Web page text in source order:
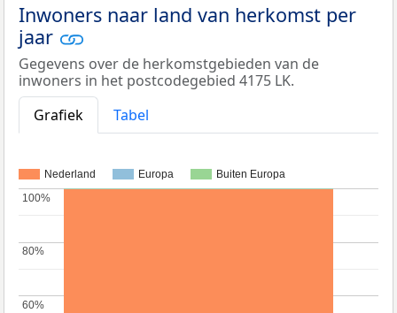
Inwoners naar land van herkomst per
jaar
Gegevens over de herkomstgebieden van de
inwoners in het postcodegebied 4175 LK.
Grafiek
Tabel
Nederland Europa Buiten Europa
60%
60%
80%
80%
100%
100%